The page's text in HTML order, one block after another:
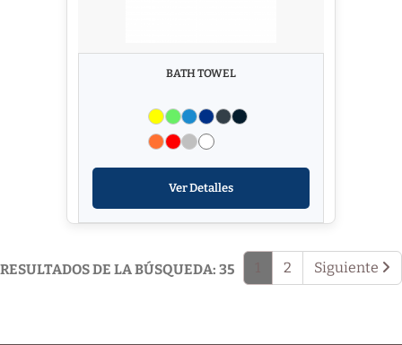
BATH TOWEL
Ver Detalles
2 Siguiente
RESULTADOS DE LA BÚSQUEDA: 35